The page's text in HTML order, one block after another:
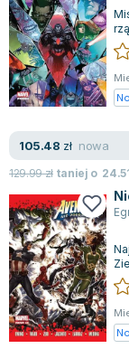
105.48 zł nowa
129.99zł taniej o